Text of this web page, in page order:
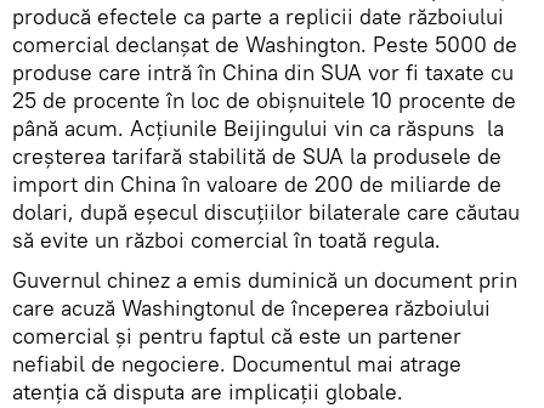
producă efectele ca parte a replicii date războiului
comercial declanșat de Washington. Peste 5000 de
produse care intră în China din SUA vor fi taxate cu
25 de procente în loc de obișnuitele 10 procente de
până acum. Acțiunile Beijingului vin ca răspuns la
creșterea tarifară stabilită de SUA la produsele de
import din China în valoare de 200 de miliarde de
dolari, după eșecul discuțiilor bilaterale care căutau
să evite un război comercial în toată regula.
Guvernul chinez a emis duminică un document prin
care acuză Washingtonul de începerea războiului
comercial și pentru faptul că este un partener
nefiabil de negociere. Documentul mai atrage
atenția că disputa are implicații globale.